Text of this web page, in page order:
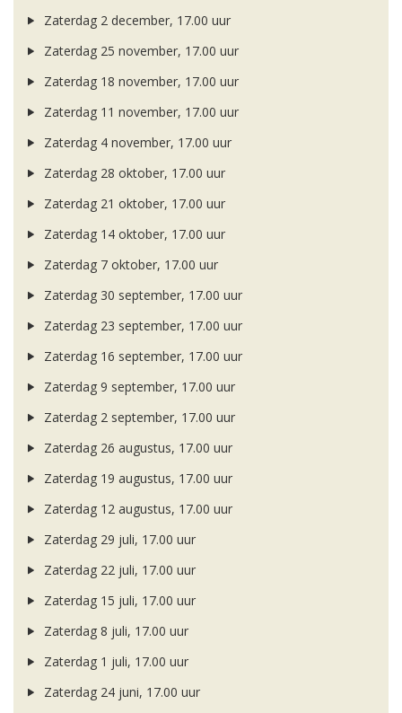
Zaterdag 2 december, 17.00 uur
Zaterdag 25 november, 17.00 uur
Zaterdag 18 november, 17.00 uur
Zaterdag 11 november, 17.00 uur
Zaterdag 4 november, 17.00 uur
Zaterdag 28 oktober, 17.00 uur
Zaterdag 21 oktober, 17.00 uur
Zaterdag 14 oktober, 17.00 uur
Zaterdag 7 oktober, 17.00 uur
Zaterdag 30 september, 17.00 uur
Zaterdag 23 september, 17.00 uur
Zaterdag 16 september, 17.00 uur
Zaterdag 9 september, 17.00 uur
Zaterdag 2 september, 17.00 uur
Zaterdag 26 augustus, 17.00 uur
Zaterdag 19 augustus, 17.00 uur
Zaterdag 12 augustus, 17.00 uur
Zaterdag 29 juli, 17.00 uur
Zaterdag 22 juli, 17.00 uur
Zaterdag 15 juli, 17.00 uur
Zaterdag 8 juli, 17.00 uur
Zaterdag 1 juli, 17.00 uur
Zaterdag 24 juni, 17.00 uur